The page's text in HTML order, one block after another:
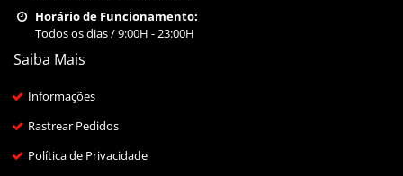
Horário de Funcionamento:
Todos os dias / 9:00H - 23:00H
Saiba Mais
Informações
Rastrear Pedidos
Política de Privacidade